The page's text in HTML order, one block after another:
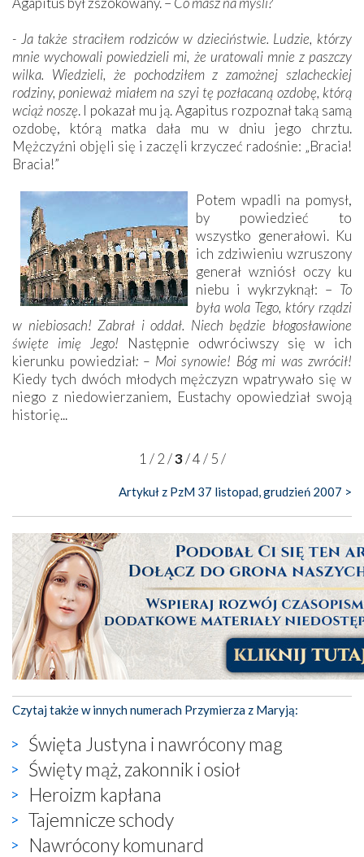
- Ja także straciłem rodziców w dzieciństwie. Ludzie, którzy
mnie wychowali powiedzieli mi, że uratowali mnie z paszczy
wilka. Wiedzieli, że pochodziłem z zamożnej szlacheckiej
rodziny, ponieważ miałem na szyi tę pozłacaną ozdobę, którą
wciąż noszę. I pokazał mu ją. Agapitus rozpoznał taką samą
ozdobę, którą matka dała mu w dniu jego chrztu.
Mężczyźni objęli się i zaczęli krzyczeć radośnie: „Bracia!
Bracia!”
Potem wpadli na pomysł,
by powiedzieć to
wszystko generałowi. Ku
ich zdziwieniu wzruszony
generał wzniósł oczy ku
niebu i wykrzyknął: – To
była wola Tego, który rządzi
w niebiosach! Zabrał i oddał. Niech będzie błogosławione
święte imię Jego! Następnie odwróciwszy się w ich
kierunku powiedział: – Moi synowie! Bóg mi was zwrócił!
Kiedy tych dwóch młodych mężczyzn wpatrywało się w
niego z niedowierzaniem, Eustachy opowiedział swoją
historię...
1 / 2/3/4/ 5/
Artykuł z PzM 37 listopad, grudzień 2007 >
Czytaj także w innych numerach Przymierza z Maryją:
Święta Justyna i nawrócony mag
Święty mąż, zakonnik i osioł
Heroizm kapłana
Tajemnicze schody
Nawrócony komunard